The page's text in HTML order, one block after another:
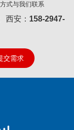
式与我们联系
安： 158-2947-
交需求